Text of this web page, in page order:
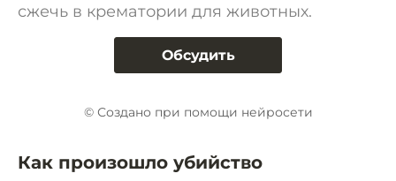
сжечь в крематории для животных.
Обсудить
© Создано при помощи нейросети
Как произошло убийство